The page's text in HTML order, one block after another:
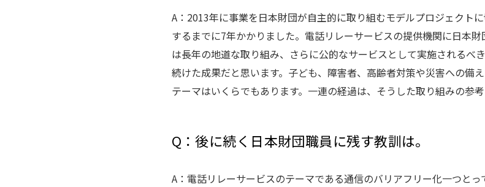
A：2013年に事業を日本財団が自主的に取り組むモデルプロジェクト
するまでに7年かかりました。電話リレーサービスの提供機関に日本
は長年の地道な取り組み、さらに公的なサービスとして実施されるべ
続けた成果だと思います。子ども、障害者、高齢者対策や災害への備え
テーマはいくらでもあります。一連の経過は、そうした取り組みの参考
Q：後に続く日本財団職員に残す教訓は。
A：電話リレーサービスのテーマである通信のバリアフリー化一つと